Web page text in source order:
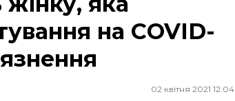
на COVID-
02 квітня 2021 12:04